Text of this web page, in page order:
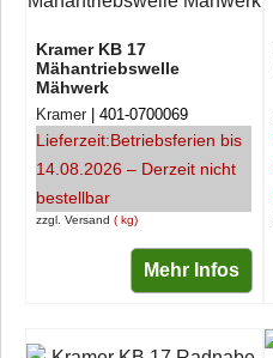
Kramer KB 17
Mähantriebswelle
Mähwerk
zzgl. Versand kg
Kramer 401-0700069
Lieferzeit:Betriebsferien bis
14.08.2026 – Derzeit nicht
bestellbar
Mehr Infos